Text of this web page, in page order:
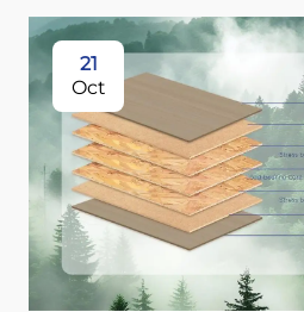
21
Oct